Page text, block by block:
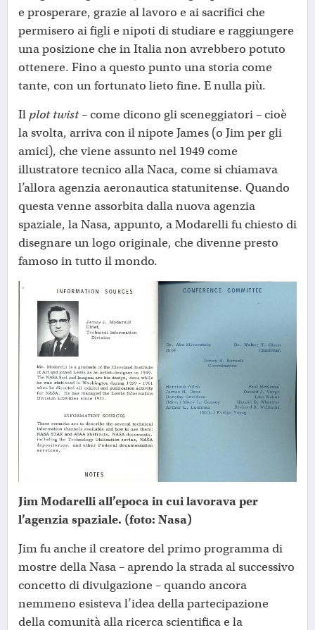
e prosperare, grazie al lavoro e ai sacrifici che
permisero ai figli e nipoti di studiare e raggiungere
una posizione che in Italia non avrebbero potuto
ottenere. Fino a questo punto una storia come
tante, con un fortunato lieto fine. E nulla più.
Il plot twist– come dicono gli sceneggiatori – cioè
la svolta, arriva con il nipote James (o Jim per gli
amici), che viene assunto nel 1949 come
illustratore tecnico alla Naca, come si chiamava
l’allora agenzia aeronautica statunitense. Quando
questa venne assorbita dalla nuova agenzia
spaziale, la Nasa, appunto, a Modarelli fu chiesto di
disegnare un logo originale, che divenne presto
famoso in tutto il mondo.
Jim Modarelli all’epoca in cui lavorava per
l’agenzia spaziale. (foto: Nasa)
Jim fu anche il creatore del primo programma di
mostre della Nasa – aprendo la strada al successivo
concetto di divulgazione – quando ancora
nemmeno esisteva l’idea della partecipazione
della comunità alla ricerca scientifica e la